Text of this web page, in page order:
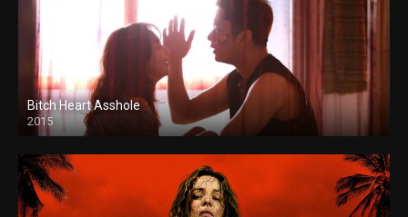
Bitch Heart Asshole
2015